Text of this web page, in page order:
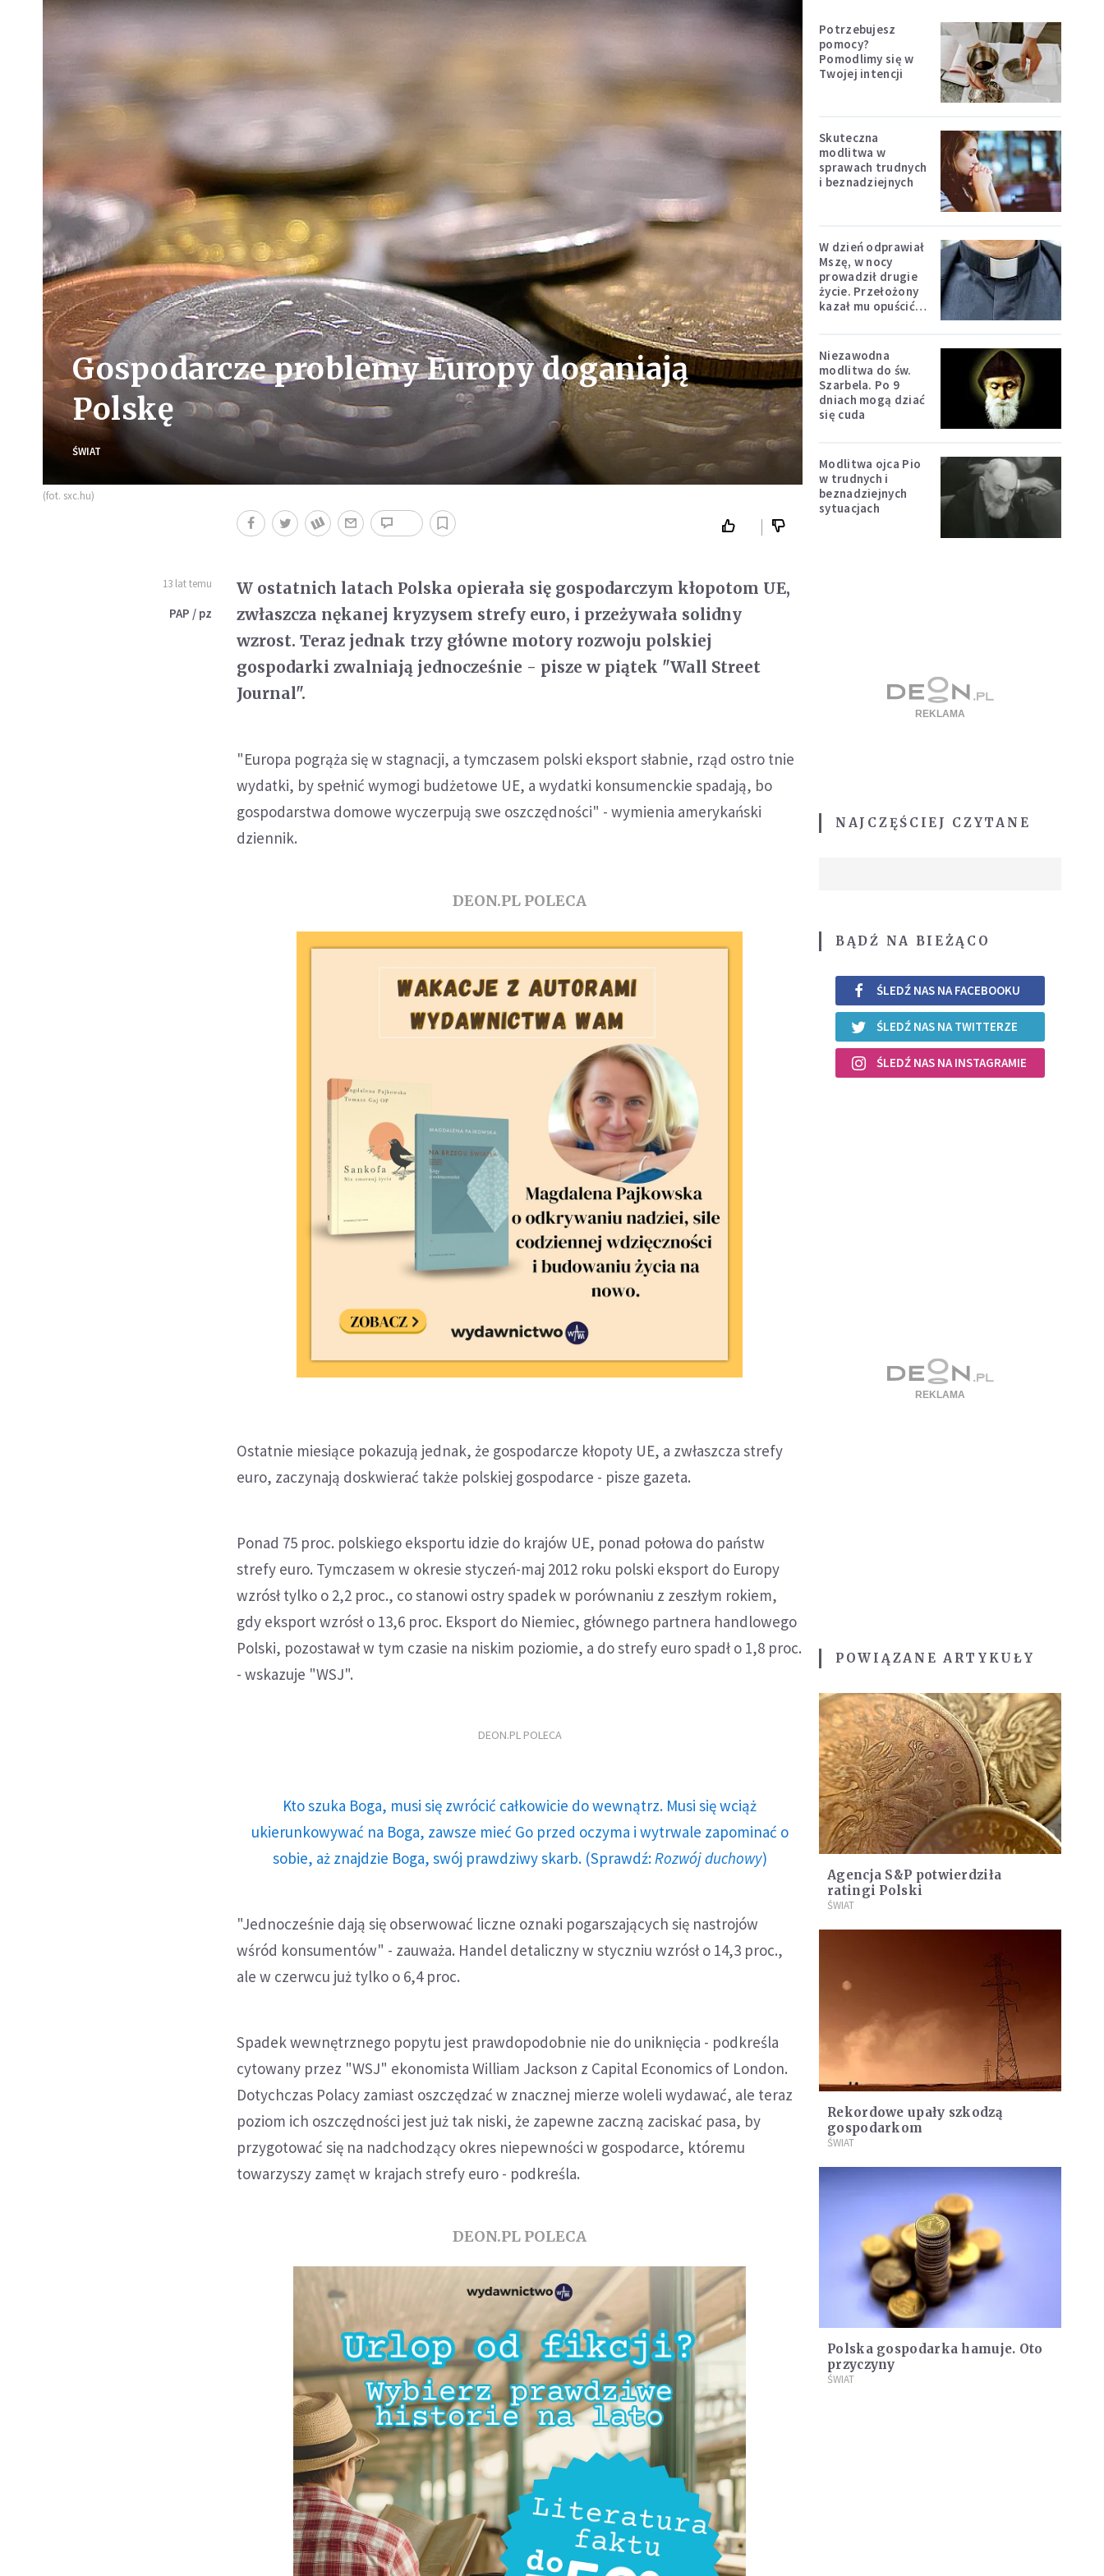
Gospodarcze problemy Europy doganiają
Polskę
ŚWIAT
(fot. sxc.hu)
13 lat temu
PAP / pz
W ostatnich latach Polska opierała się gospodarczym kłopotom UE,
zwłaszcza nękanej kryzysem strefy euro, i przeżywała solidny
wzrost. Teraz jednak trzy główne motory rozwoju polskiej
gospodarki zwalniają jednocześnie - pisze w piątek "Wall Street
Journal".
"Europa pogrąża się w stagnacji, a tymczasem polski eksport słabnie, rząd ostro tnie
wydatki, by spełnić wymogi budżetowe UE, a wydatki konsumenckie spadają, bo
gospodarstwa domowe wyczerpują swe oszczędności" - wymienia amerykański
dziennik.
DEON.PL POLECA
Ostatnie miesiące pokazują jednak, że gospodarcze kłopoty UE, a zwłaszcza strefy
euro, zaczynają doskwierać także polskiej gospodarce - pisze gazeta.
Ponad 75 proc. polskiego eksportu idzie do krajów UE, ponad połowa do państw
strefy euro. Tymczasem w okresie styczeń-maj 2012 roku polski eksport do Europy
wzrósł tylko o 2,2 proc., co stanowi ostry spadek w porównaniu z zeszłym rokiem,
gdy eksport wzrósł o 13,6 proc. Eksport do Niemiec, głównego partnera handlowego
Polski, pozostawał w tym czasie na niskim poziomie, a do strefy euro spadł o 1,8 proc.
- wskazuje "WSJ".
DEON.PL POLECA
Kto szuka Boga, musi się zwrócić całkowicie do wewnątrz. Musi się wciąż
ukierunkowywać na Boga, zawsze mieć Go przed oczyma i wytrwale zapominać o
sobie, aż znajdzie Boga, swój prawdziwy skarb. (Sprawdź: Rozwój duchowy)
"Jednocześnie dają się obserwować liczne oznaki pogarszających się nastrojów
wśród konsumentów" - zauważa. Handel detaliczny w styczniu wzrósł o 14,3 proc.,
ale w czerwcu już tylko o 6,4 proc.
Spadek wewnętrznego popytu jest prawdopodobnie nie do uniknięcia - podkreśla
cytowany przez "WSJ" ekonomista William Jackson z Capital Economics of London.
Dotychczas Polacy zamiast oszczędzać w znacznej mierze woleli wydawać, ale teraz
poziom ich oszczędności jest już tak niski, że zapewne zaczną zaciskać pasa, by
przygotować się na nadchodzący okres niepewności w gospodarce, któremu
towarzyszy zamęt w krajach strefy euro - podkreśla.
DEON.PL POLECA
Potrzebujesz
pomocy?
Pomodlimy się w
Twojej intencji
Skuteczna
modlitwa w
sprawach trudnych
i beznadziejnych
W dzień odprawiał
Mszę, w nocy
prowadził drugie
życie. Przełożony
kazał mu opuścić
Niezawodna
modlitwa do św.
Szarbela. Po 9
dniach mogą dziać
się cuda
Modlitwa ojca Pio
w trudnych i
beznadziejnych
sytuacjach
NAJCZĘŚCIEJ CZYTANE
BĄDŹ NA BIEŻĄCO
ŚLEDŹ NAS NA FACEBOOKU
ŚLEDŹ NAS NA TWITTERZE
ŚLEDŹ NAS NA INSTAGRAMIE
POWIĄZANE ARTYKUŁY
Agencja S&P potwierdziła
ratingi Polski
ŚWIAT
Rekordowe upały szkodzą
gospodarkom
ŚWIAT
Polska gospodarka hamuje. Oto
przyczyny
ŚWIAT